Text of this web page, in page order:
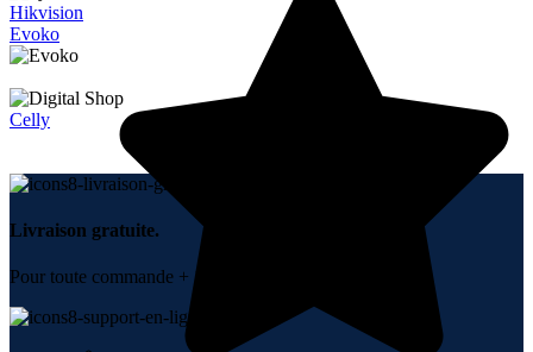
Hikvision
Evoko
Celly
Livraison gratuite.
Pour toute commande + 10000 DH.